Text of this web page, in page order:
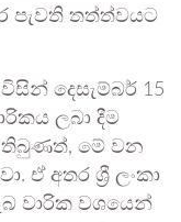
පැවති තත්ත්වයට
දෙසැම්බර් 15
ලබා දීම
තිබුණත්, මේ වන
ඒ අතර ශ්‍රී ලංකා
වාරික වශයෙන්